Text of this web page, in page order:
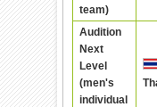
team)
Audition
Next
Level
(men's
individual